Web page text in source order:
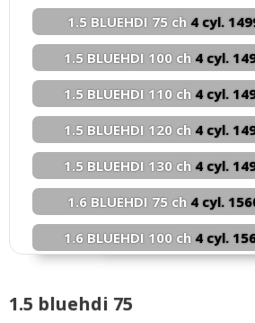
1.5 BLUEHDI 75 ch 4 cyl.
1.5 BLUEHDI 100 ch 4 cyl.
1.5 BLUEHDI 110 ch 4 cyl.
1.5 BLUEHDI 120 ch 4 cyl.
1.5 BLUEHDI 130 ch 4 cyl.
1.6 BLUEHDI 75 ch 4 cyl.
1.6 BLUEHDI 100 ch 4 cyl.
2.0 BLUEHDI 150 ch
1.5 bluehdi 75